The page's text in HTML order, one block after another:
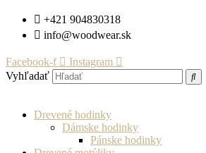
Preskočiť+421 904830318
info@woodwear.sk
Facebook-f
Instagram
Vyhľadať
Drevené hodinky
Dámske hodinky
Pánske hodinky